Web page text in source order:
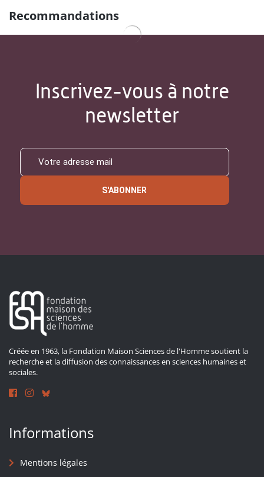
Recommandations
Inscrivez-vous à notre
newsletter
S'ABONNER
Créée en 1963, la Fondation Maison Sciences de l'Homme soutient la
recherche et la diffusion des connaissances en sciences humaines et
sociales.
Informations
Mentions légales